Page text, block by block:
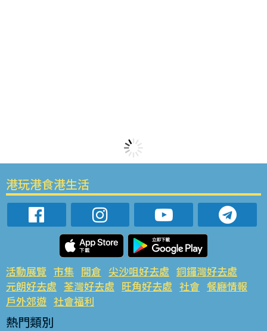
港玩港食港生活
活動展覽 市集 開倉 尖沙咀好去處 銅鑼灣好去處
元朗好去處 荃灣好去處 旺角好去處 社會 餐廳情報
戶外郊遊 社會福利
熱門類別